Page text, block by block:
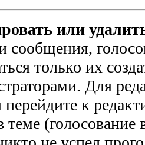
или
сообщения,
только их
Для
перейдите к
(голосование